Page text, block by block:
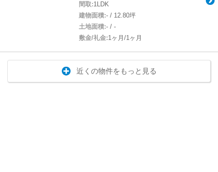
間取:1LDK
建物面積:- / 12.80坪
土地面積:- / -
敷金/礼金:1ヶ月/1ヶ月
近くの物件をもっと見る